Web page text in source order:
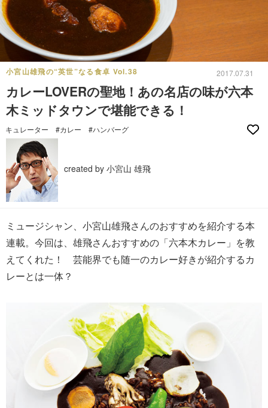
小宮山雄飛の“英世”なる食卓 Vol.38 2017.07.31
カレーLOVERの聖地！あの名店の味が六本
木ミッドタウンで堪能できる！
キュレーター #カレー #ハンバーグ
created by 小宮山 雄飛
ミュージシャン、小宮山雄飛さんのおすすめを紹介する本
連載。今回は、雄飛さんおすすめの「六本木カレー」を教
えてくれた！ 芸能界でも随一のカレー好きが紹介するカ
レーとは一体？